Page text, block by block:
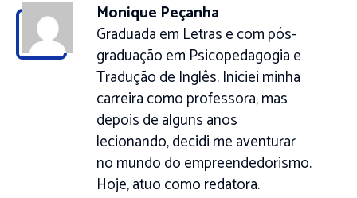
Monique Peçanha
Graduada em Letras e com pós-
graduação em Psicopedagogia e
Tradução de Inglês. Iniciei minha
carreira como professora, mas
depois de alguns anos
lecionando, decidi me aventurar
no mundo do empreendedorismo.
Hoje, atuo como redatora.